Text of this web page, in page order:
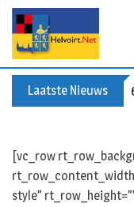
Skip
content
Laatste Nieuws
[vc_row
style”